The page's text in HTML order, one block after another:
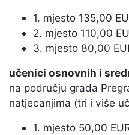
1. mjesto 135,00
2. mjesto 110,00
3. mjesto 80,00
učenici osnovnih i
na području grada
natjecanjima (tri i više
1. mjesto 50,00